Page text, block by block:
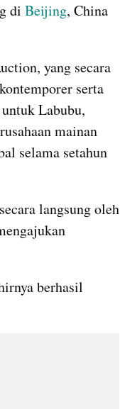
di Beijing, China
yang secara
serta
Labubu,
mainan
selama setahun
langsung oleh
berhasil